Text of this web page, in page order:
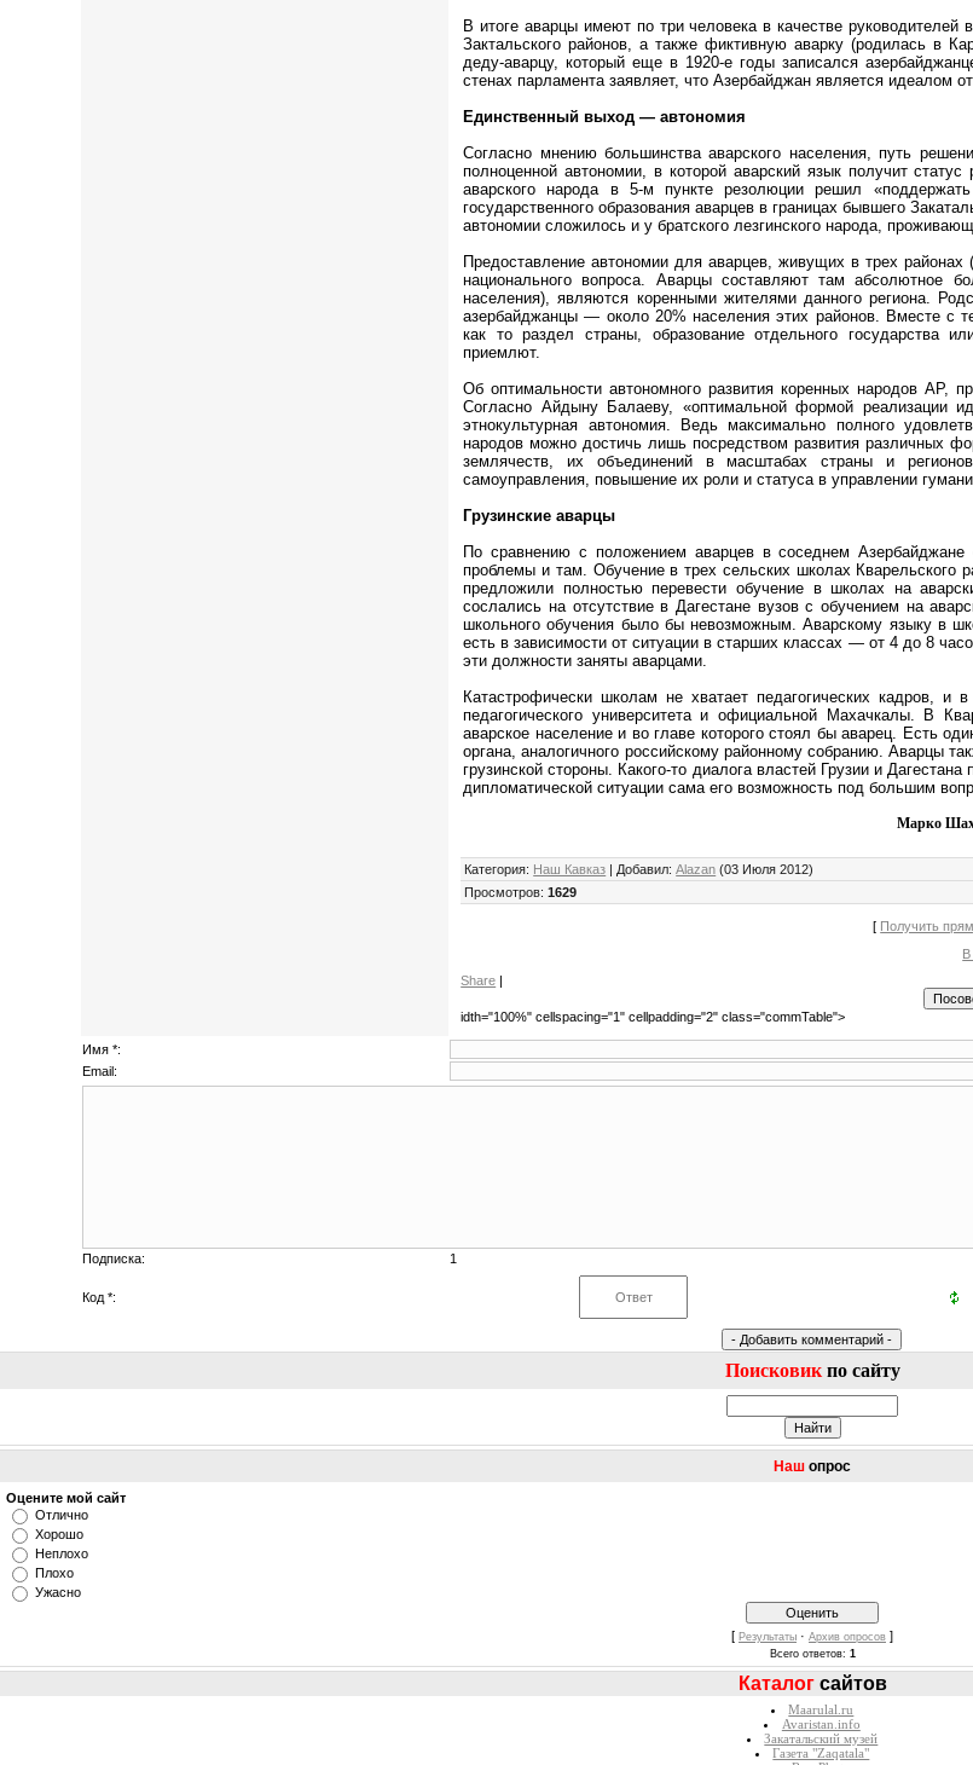
В итоге аварцы имеют по три человека в качестве руководителей
Зактальского районов, а также фиктивную аварку (родилась в
деду-аварцу, который еще в 1920-е годы записался
стенах парламента заявляет, что Азербайджан является идеалом
Единственный выход — автономия
Согласно мнению большинства аварского населения, путь
полноценной автономии, в которой аварский язык получит
аварского народа в 5-м пункте резолюции решил
государственного образования аварцев в границах бывшего
автономии сложилось и у братского лезгинского народа,
Предоставление автономии для аварцев, живущих в трех
национального вопроса. Аварцы составляют там абсолютное
населения), являются коренными жителями данного региона.
азербайджанцы — около 20% населения этих районов. Вместе с
как то раздел страны, образование отдельного государства
приемлют.
Об оптимальности автономного развития коренных народов АР,
Согласно Айдыну Балаеву, «оптимальной формой реализации
этнокультурная автономия. Ведь максимально полного
народов можно достичь лишь посредством развития различных
землячеств, их объединений в масштабах страны и
самоуправления, повышение их роли и статуса в управлении
Грузинские аварцы
По сравнению с положением аварцев в соседнем
проблемы и там. Обучение в трех сельских школах Кварельского
предложили полностью перевести обучение в школах на
сослались на отсутствие в Дагестане вузов с обучением на
школьного обучения было бы невозможным. Аварскому языку в
есть в зависимости от ситуации в старших классах — от 4 до 8
эти должности заняты аварцами.
Катастрофически школам не хватает педагогических кадров, и
педагогического университета и официальной Махачкалы. В
аварское население и во главе которого стоял бы аварец. Есть
органа, аналогичного российскому районному собранию. Аварцы
грузинской стороны. Какого-то диалога властей Грузии и
дипломатической ситуации сама его возможность под большим
Марко
Категория: Наш Кавказ | Добавил:Alazan (03 Июля 2012)
Просмотров:1629
[ Получить
Share
idth="100%" cellspacing="1" cellpadding="2" class="commTable">
Имя *:
Email:
Подписка: 1
Код *:
Поисковик по сайту
Наш опрос
Оцените мой сайт
Отлично
Хорошо
Неплохо
Плохо
Ужасно
[ Результаты · Архив опросов ]
Всего ответов: 1
Каталог сайтов
Maarulal.ru
Avaristan.info
Закатальский музей
Газета "Zaqatala"